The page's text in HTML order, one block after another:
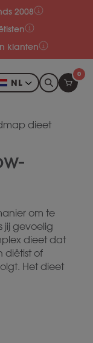
2008
klanten
NL
0
dieet
om te
jij gevoelig
dieet dat
diëtist of
Het dieet